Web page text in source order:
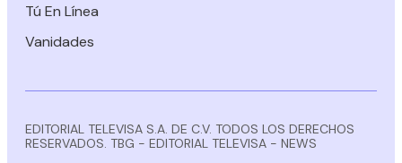
Tú En Línea
Vanidades
EDITORIAL TELEVISA S.A. DE C.V. TODOS LOS DERECHOS
RESERVADOS. TBG - EDITORIAL TELEVISA - NEWS